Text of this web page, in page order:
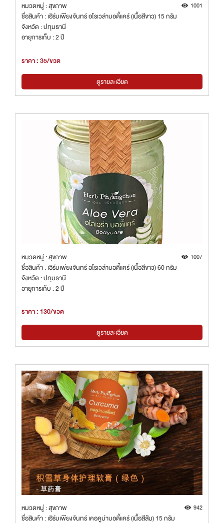
หมวดหมู่ : สุขภาพ 1001
ชื่อสินค้า : เฮิร์บเพียงจันทร์ อโรเวล่าบอดี้แคร์ (เนื้อสีขาว) 15 กรัม
จังหวัด : ปทุมธานี
อายุการเก็บ : 2 ปี
ราคา : 35/ขวด
ดูรายละเอียด
หมวดหมู่ : สุขภาพ 1007
ชื่อสินค้า : เฮิร์บเพียงจันทร์ อโรเวล่าบอดี้แคร์ (เนื้อสีขาว) 60 กรัม
จังหวัด : ปทุมธานี
อายุการเก็บ : 2 ปี
ราคา : 130/ขวด
ดูรายละเอียด
หมวดหมู่ : สุขภาพ 942
ชื่อสินค้า : เฮิร์บเพียงจันทร์ เคอคูม่าบอดี้แคร์ (เนื้อสีส้ม) 15 กรัม